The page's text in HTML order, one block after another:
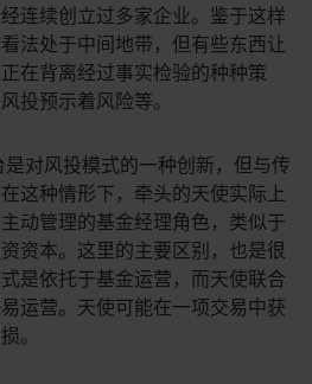
连续创立过多家企业。鉴于这样
法处于中间地带，但有些东西让
在背离经过事实检验的种种策
投预示着风险等。
对风投模式的一种创新，但与传
这种情形下，牵头的天使实际上
动管理的基金经理角色，类似于
资本。这里的主要区别，也是很
是依托于基金运营，而天使联合
运营。天使可能在一项交易中获
。